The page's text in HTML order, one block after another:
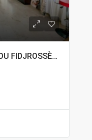
VILLA A VENDRE À COTONOU FIDJROSSÈ PLAGE